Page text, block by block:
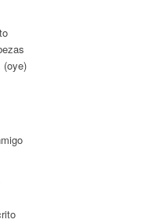
(oye)